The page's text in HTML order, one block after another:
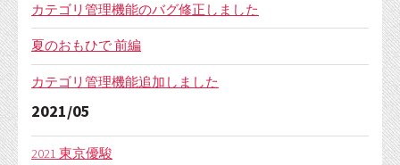
カテゴリ管理機能のバグ修正しました
夏のおもひで 前編
カテゴリ管理機能追加しました
2021/05
2021 東京優駿